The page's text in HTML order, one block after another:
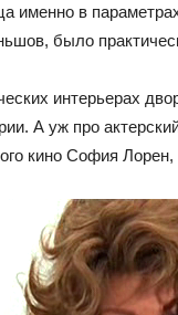
именно в
было
интерьерах
А уж про
кино София